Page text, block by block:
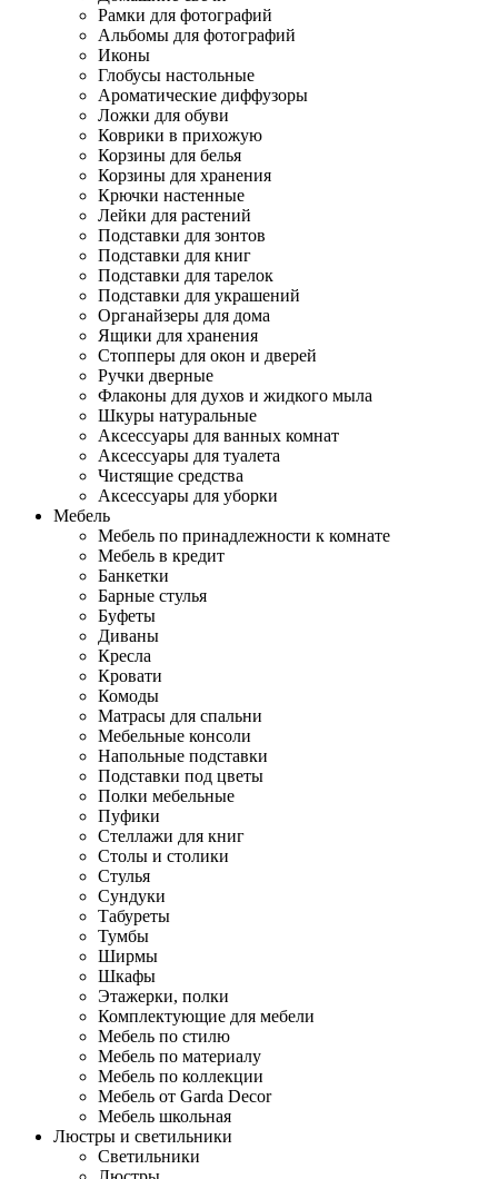
Рамки для фотографий
Альбомы для фотографий
Иконы
Глобусы настольные
Ароматические диффузоры
Ложки для обуви
Коврики в прихожую
Корзины для белья
Корзины для хранения
Крючки настенные
Лейки для растений
Подставки для зонтов
Подставки для книг
Подставки для тарелок
Подставки для украшений
Органайзеры для дома
Ящики для хранения
Стопперы для окон и дверей
Ручки дверные
Флаконы для духов и жидкого мыла
Шкуры натуральные
Аксессуары для ванных комнат
Аксессуары для туалета
Чистящие средства
Аксессуары для уборки
Мебель
Мебель по принадлежности к комнате
Мебель в кредит
Банкетки
Барные стулья
Буфеты
Диваны
Кресла
Кровати
Комоды
Матрасы для спальни
Мебельные консоли
Напольные подставки
Подставки под цветы
Полки мебельные
Пуфики
Стеллажи для книг
Столы и столики
Стулья
Сундуки
Табуреты
Тумбы
Ширмы
Шкафы
Этажерки, полки
Комплектующие для мебели
Мебель по стилю
Мебель по материалу
Мебель по коллекции
Мебель от Garda Decor
Мебель школьная
Люстры и светильники
Светильники